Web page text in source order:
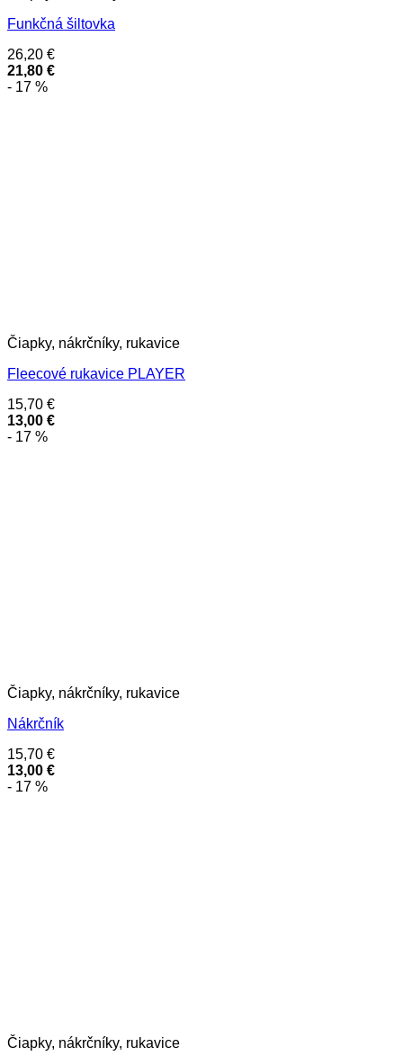
Funkčná šiltovka
26,20 €
21,80 €
- 17 %
Čiapky, nákrčníky, rukavice
Fleecové rukavice PLAYER
15,70 €
13,00 €
- 17 %
Čiapky, nákrčníky, rukavice
Nákrčník
15,70 €
13,00 €
- 17 %
Čiapky, nákrčníky, rukavice